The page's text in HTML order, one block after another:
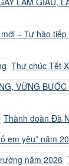
Thư chúc Tết
Thành đoàn Đà